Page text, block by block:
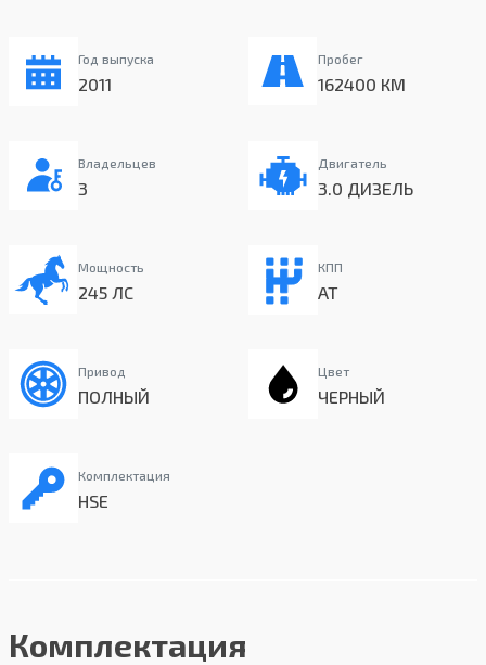
Год выпуска
2011
Пробег
162400 КМ
Владельцев
3
Двигатель
3.0 ДИЗЕЛЬ
Мощность
245 ЛС
КПП
AT
Привод
ПОЛНЫЙ
Цвет
ЧЕРНЫЙ
Комплектация
HSE
Комплектация